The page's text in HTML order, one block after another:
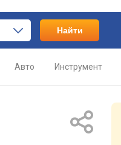
Найти
Авто Инструмент